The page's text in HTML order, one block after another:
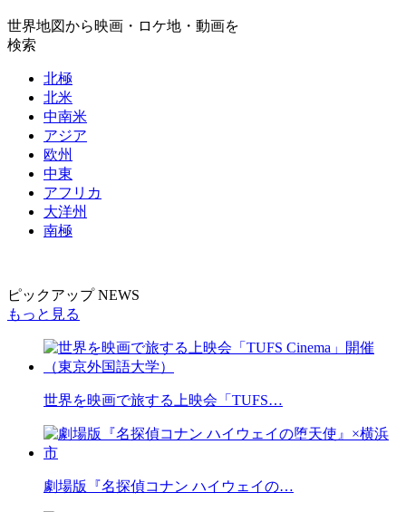
世界地図から映画・ロケ地・動画を
検索
北極
北米
中南米
アジア
欧州
中東
アフリカ
大洋州
南極
ピックアップ NEWS
もっと見る
世界を映画で旅する上映会「TUFS…
劇場版『名探偵コナン ハイウェイの…